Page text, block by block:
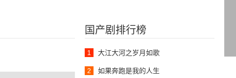
国产剧排行榜
1 大江大河之岁月如歌
2 如果奔跑是我的人生